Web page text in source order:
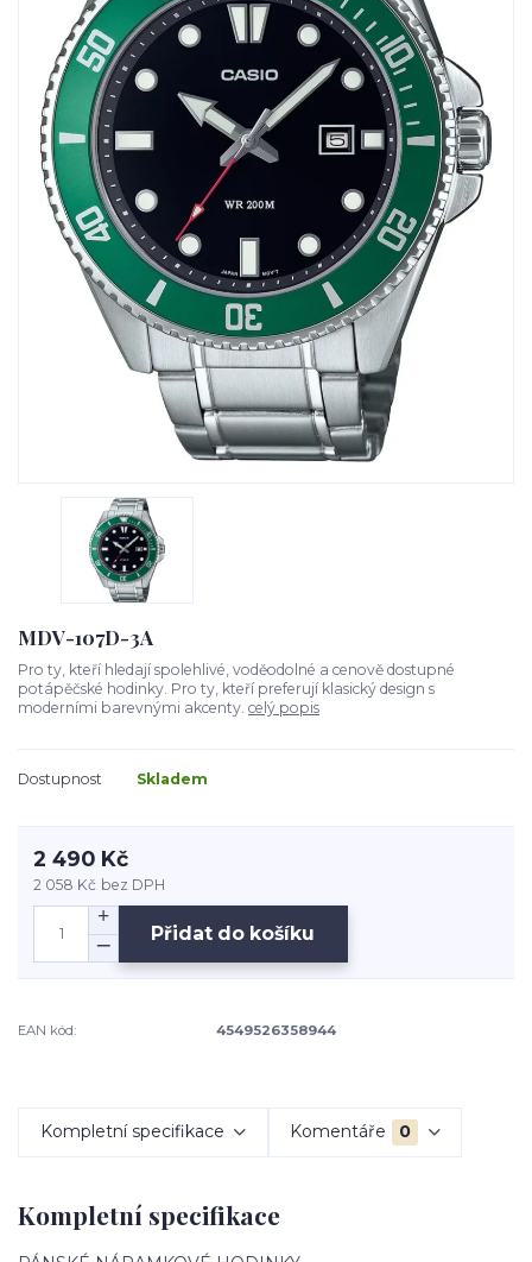
MDV-107D-3A
Pro ty, kteří hledají spolehlivé, voděodolné a cenově dostupné
potápěčské hodinky. Pro ty, kteří preferují klasický design s
moderními barevnými akcenty. celý popis
Dostupnost Skladem
2 490 Kč
2 058 Kč bez DPH
Přidat do košíku
EAN kód: 4549526358944
Kompletní specifikace Komentáře 0
Kompletní specifikace